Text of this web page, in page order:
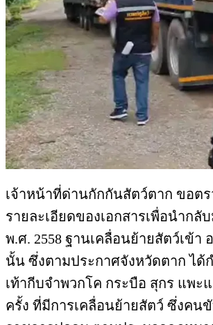
เจ้าหน้าที่ด่านกักกันสัตว์ตาก ขอต
รายละเอียดของเอกสารเพื่อนำก
พ.ศ. 2558 ฐานเคลื่อนย้ายสัตว์เข้
นั้น ซึ่งตามประกาศจังหวัดตาก ได้
เท้ากีบจำพวกโค กระบือ สุกร แพ
ครั้ง ที่มีการเคลื่อนย้ายสัตว์ ซึ่งคน